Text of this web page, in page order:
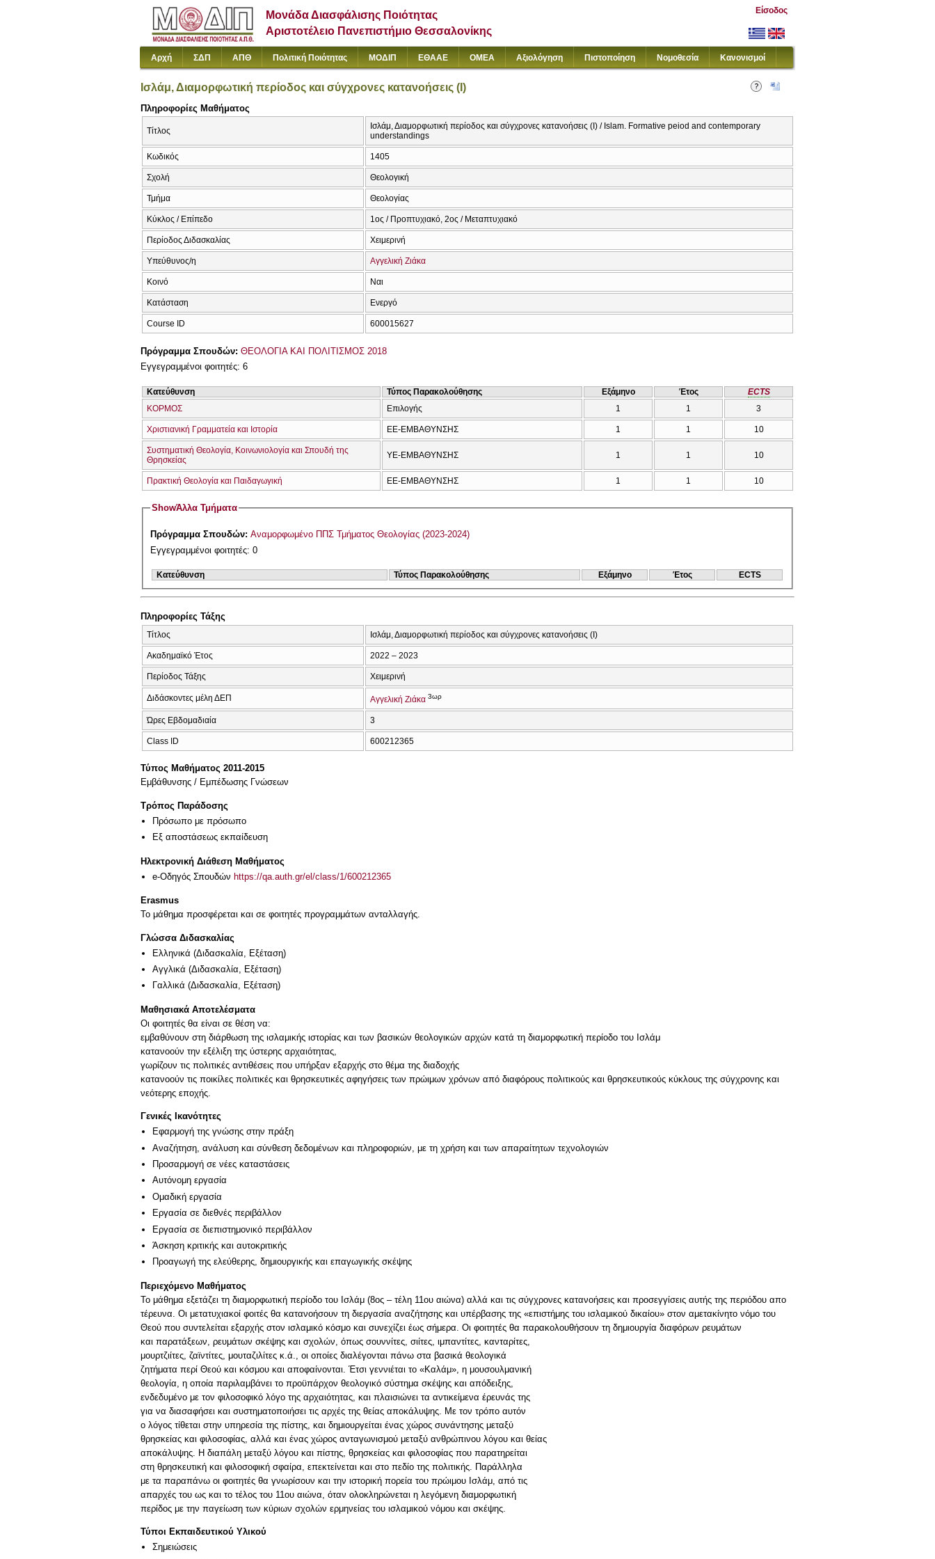
Μονάδα Διασφάλισης Ποιότητας
Αριστοτέλειο Πανεπιστήμιο Θεσσαλονίκης
Είσοδος
Αρχή ΣΔΠ ΑΠΘ Πολιτική Ποιότητας ΜΟΔΙΠ ΕΘΑΑΕ ΟΜΕΑ Αξιολόγηση Πιστοποίηση Νομοθεσία Κανονισμοί
Ισλάμ, Διαμορφωτική περίοδος και σύγχρονες κατανοήσεις (I)
Πληροφορίες Μαθήματος
Τίτλος
Ισλάμ, Διαμορφωτική περίοδος και σύγχρονες κατανοήσεις (I) / Islam. Formative peiod and contemporary
understandings
Κωδικός 1405
Σχολή Θεολογική
Τμήμα Θεολογίας
Κύκλος / Επίπεδο 1ος / Προπτυχιακό, 2ος / Μεταπτυχιακό
Περίοδος Διδασκαλίας Χειμερινή
Υπεύθυνος/η Αγγελική Ζιάκα
Κοινό Ναι
Κατάσταση Ενεργό
Course ID 600015627
Πρόγραμμα Σπουδών: ΘΕΟΛΟΓΙΑ ΚΑΙ ΠΟΛΙΤΙΣΜΟΣ 2018
Εγγεγραμμένοι φοιτητές: 6
Κατεύθυνση Τύπος Παρακολούθησης Εξάμηνο Έτος
ECTS
ΚΟΡΜΟΣ
Επιλογής 1 1 3
Χριστιανική Γραμματεία και Ιστορία ΕΕ-ΕΜΒΑΘΥΝΣΗΣ 1 1 10
Συστηματική Θεολογία, Κοινωνιολογία και Σπουδή της
Θρησκείας
ΥΕ-ΕΜΒΑΘΥΝΣΗΣ 1 1 10
Πρακτική Θεολογία και Παιδαγωγική ΕΕ-ΕΜΒΑΘΥΝΣΗΣ 1 1 10
ShowΆλλα Τμήματα
Πρόγραμμα Σπουδών:
Αναμορφωμένο ΠΠΣ Τμήματος Θεολογίας (2023-2024)
Εγγεγραμμένοι φοιτητές: 0
Κατεύθυνση Τύπος Παρακολούθησης Εξάμηνο Έτος ECTS
Πληροφορίες Τάξης
Τίτλος Ισλάμ, Διαμορφωτική περίοδος και σύγχρονες κατανοήσεις (I)
Ακαδημαϊκό Έτος 2022 – 2023
Περίοδος Τάξης Χειμερινή
Διδάσκοντες μέλη ΔΕΠ Αγγελική Ζιάκα 3ωρ
Ώρες Εβδομαδιαία 3
Class ID 600212365
Τύπος Μαθήματος 2011-2015
Εμβάθυνσης / Εμπέδωσης Γνώσεων
Τρόπος Παράδοσης
Πρόσωπο με πρόσωπο
Eξ απoστάσεως εκπαίδευση
Ηλεκτρονική Διάθεση Μαθήματος
e-Οδηγός Σπουδών https://qa.auth.gr/el/class/1/600212365
Erasmus
Το μάθημα προσφέρεται και σε φοιτητές προγραμμάτων ανταλλαγής.
Γλώσσα Διδασκαλίας
Ελληνικά (Διδασκαλία, Εξέταση)
Αγγλικά (Διδασκαλία, Εξέταση)
Γαλλικά (Διδασκαλία, Εξέταση)
Μαθησιακά Αποτελέσματα
Οι φοιτητές θα είναι σε θέση να:
εμβαθύνουν στη διάρθωση της ισλαμικής ιστορίας και των βασικών θεολογικών αρχών κατά τη διαμορφωτική περίοδο του Ισλάμ
κατανοούν την εξέλιξη της ύστερης αρχαιότητας,
γωρίζουν τις πολιτικές αντιθέσεις που υπήρξαν εξαρχής στο θέμα της διαδοχής
κατανοούν τις ποικίλες πολιτικές και θρησκευτικές αφηγήσεις των πρώιμων χρόνων από διαφόρους πολιτικούς και θρησκευτικούς κύκλους της σύγχρονης και
νεότερης εποχής.
Γενικές Ικανότητες
Εφαρμογή της γνώσης στην πράξη
Αναζήτηση, ανάλυση και σύνθεση δεδομένων και πληροφοριών, με τη χρήση και των απαραίτητων τεχνολογιών
Προσαρμογή σε νέες καταστάσεις
Αυτόνομη εργασία
Ομαδική εργασία
Εργασία σε διεθνές περιβάλλον
Εργασία σε διεπιστημονικό περιβάλλον
Άσκηση κριτικής και αυτοκριτικής
Προαγωγή της ελεύθερης, δημιουργικής και επαγωγικής σκέψης
Περιεχόμενο Μαθήματος
Το μάθημα εξετάζει τη διαμορφωτική περίοδο του Ισλάμ (8ος – τέλη 11ου αιώνα) αλλά και τις σύγχρονες κατανοήσεις και προσεγγίσεις αυτής της περιόδου απο
τέρευνα. Οι μετατυχιακοί φοιτές θα κατανοήσουν τη διεργασία αναζήτησης και υπέρβασης της «επιστήμης του ισλαμικού δικαίου» στον αμετακίνητο νόμο του
Θεού που συντελείται εξαρχής στον ισλαμικό κόσμο και συνεχίζει έως σήμερα. Οι φοιτητές θα παρακολουθήσουν τη δημιουργία διαφόρων ρευμάτων
και παρατάξεων, ρευμάτων σκέψης και σχολών, όπως σουννίτες, σιίτες, ιμπαντίτες, κανταρίτες,
μουρτζιίτες, ζαϊντίτες, μουταζιλίτες κ.ά., οι οποίες διαλέγονται πάνω στα βασικά θεολογικά
ζητήματα περί Θεού και κόσμου και αποφαίνονται. Έτσι γεννιέται το «Καλάμ», η μουσουλμανική
θεολογία, η οποία παριλαμβάνει το προϋπάρχον θεολογικό σύστημα σκέψης και απόδειξης,
ενδεδυμένο με τον φιλοσοφικό λόγο της αρχαιότητας, και πλαισιώνει τα αντικείμενα έρευνάς της
για να διασαφήσει και συστηματοποιήσει τις αρχές της θείας αποκάλυψης. Με τον τρόπο αυτόν
ο λόγος τίθεται στην υπηρεσία της πίστης, και δημιουργείται ένας χώρος συνάντησης μεταξύ
θρησκείας και φιλοσοφίας, αλλά και ένας χώρος ανταγωνισμού μεταξύ ανθρώπινου λόγου και θείας
αποκάλυψης. Η διαπάλη μεταξύ λόγου και πίστης, θρησκείας και φιλοσοφίας που παρατηρείται
στη θρησκευτική και φιλοσοφική σφαίρα, επεκτείνεται και στο πεδίο της πολιτικής. Παράλληλα
με τα παραπάνω οι φοιτητές θα γνωρίσουν και την ιστορική πορεία του πρώιμου Ισλάμ, από τις
απαρχές του ως και το τέλος του 11ου αιώνα, όταν ολοκληρώνεται η λεγόμενη διαμορφωτική
περίδος με την παγείωση των κύριων σχολών ερμηνείας του ισλαμικού νόμου και σκέψης.
Τύποι Εκπαιδευτικού Υλικού
Σημειώσεις